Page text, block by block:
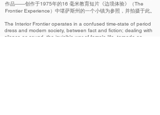
作品——创作于1975年的16 毫米教育短片《边境体验》（The
Frontier Experience）中堪萨斯州的一个小镇为参照，并拍摄于此。
The Interior Frontier operates in a confused time-state of period
dress and modern society, between fact and fiction; dealing with
silence as sound, the invisible war of female life, tornado as